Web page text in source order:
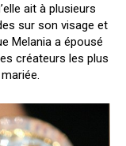
ait à plusieurs
sur son visage et
Melania a épousé
créateurs les plus